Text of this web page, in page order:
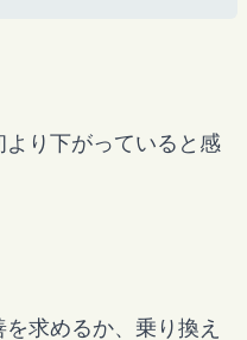
り下がっていると感
求めるか、乗り換え